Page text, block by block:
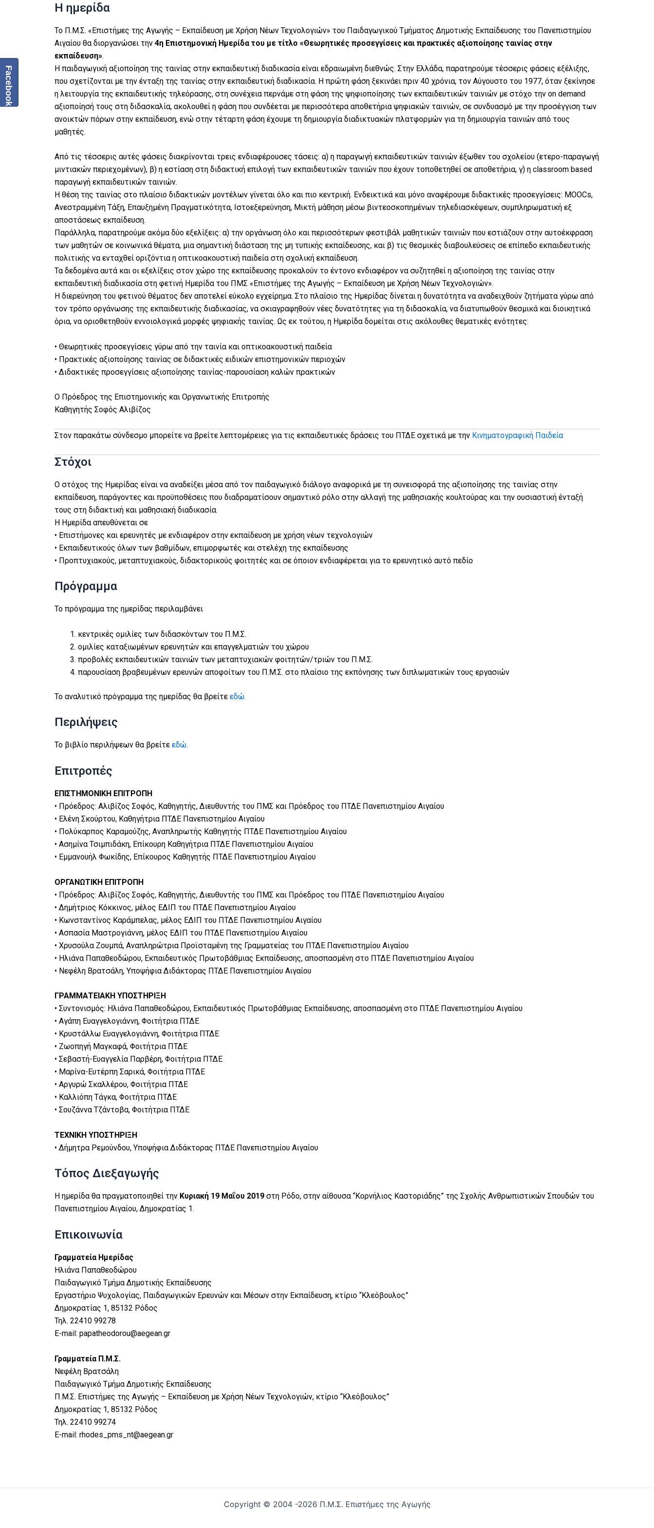
Η ημερίδα
Το Π.Μ.Σ. «Επιστήμες της Αγωγής – Εκπαίδευση με Χρήση Νέων Τεχνολογιών» του Παιδαγωγικού Τμήματος Δημοτικής Εκπαίδευσης του Πανεπιστημίου
Αιγαίου θα διοργανώσει την 4η Επιστημονική Ημερίδα του με τίτλο «Θεωρητικές προσεγγίσεις και πρακτικές αξιοποίησης ταινίας στην
εκπαίδευση».
Η παιδαγωγική αξιοποίηση της ταινίας στην εκπαιδευτική διαδικασία είναι εδραιωμένη διεθνώς. Στην Ελλάδα, παρατηρούμε τέσσερις φάσεις εξέλιξης,
που σχετίζονται με την ένταξη της ταινίας στην εκπαιδευτική διαδικασία. Η πρώτη φάση ξεκινάει πριν 40 χρόνια, τον Αύγουστο του 1977, όταν ξεκίνησε
η λειτουργία της εκπαιδευτικής τηλεόρασης, στη συνέχεια περνάμε στη φάση της ψηφιοποίησης των εκπαιδευτικών ταινιών με στόχο την on demand
αξιοποίησή τους στη διδασκαλία, ακολουθεί η φάση που συνδέεται με περισσότερα αποθετήρια ψηφιακών ταινιών, σε συνδυασμό με την προσέγγιση των
ανοικτών πόρων στην εκπαίδευση, ενώ στην τέταρτη φάση έχουμε τη δημιουργία διαδικτυακών πλατφορμών για τη δημιουργία ταινιών από τους
μαθητές.
Από τις τέσσερις αυτές φάσεις διακρίνονται τρεις ενδιαφέρουσες τάσεις: α) η παραγωγή εκπαιδευτικών ταινιών έξωθεν του σχολείου (ετερο-παραγωγή
μιντιακών περιεχομένων), β) η εστίαση στη διδακτική επιλογή των εκπαιδευτικών ταινιών που έχουν τοποθετηθεί σε αποθετήρια, γ) η classroom based
παραγωγή εκπαιδευτικών ταινιών.
Η θέση της ταινίας στο πλαίσιο διδακτικών μοντέλων γίνεται όλο και πιο κεντρική. Ενδεικτικά και μόνο αναφέρουμε διδακτικές προσεγγίσεις: MOOCs,
Ανεστραμμένη Τάξη, Επαυξημένη Πραγματικότητα, Ιστοεξερεύνηση, Μικτή μάθηση μέσω βιντεοσκοπημένων τηλεδιασκέψεων, συμπληρωματική εξ
αποστάσεως εκπαίδευση.
Παράλληλα, παρατηρούμε ακόμα δύο εξελίξεις: α) την οργάνωση όλο και περισσότερων φεστιβάλ μαθητικών ταινιών που εστιάζουν στην αυτοέκφραση
των μαθητών σε κοινωνικά θέματα, μια σημαντική διάσταση της μη τυπικής εκπαίδευσης, και β) τις θεσμικές διαβουλεύσεις σε επίπεδο εκπαιδευτικής
πολιτικής να ενταχθεί οριζόντια η οπτικοακουστική παιδεία στη σχολική εκπαίδευση.
Τα δεδομένα αυτά και οι εξελίξεις στον χώρο της εκπαίδευσης προκαλούν το έντονο ενδιαφέρον να συζητηθεί η αξιοποίηση της ταινίας στην
εκπαιδευτική διαδικασία στη φετινή Ημερίδα του ΠΜΣ «Επιστήμες της Αγωγής – Εκπαίδευση με Χρήση Νέων Τεχνολογιών».
Η διερεύνηση του φετινού θέματος δεν αποτελεί εύκολο εγχείρημα. Στο πλαίσιο της Ημερίδας δίνεται η δυνατότητα να αναδειχθούν ζητήματα γύρω από
τον τρόπο οργάνωσης της εκπαιδευτικής διαδικασίας, να σκιαγραφηθούν νέες δυνατότητες για τη διδασκαλία, να διατυπωθούν θεσμικά και διοικητικά
όρια, να οριοθετηθούν εννοιολογικά μορφές ψηφιακής ταινίας. Ως εκ τούτου, η Ημερίδα δομείται στις ακόλουθες θεματικές ενότητες:
• Θεωρητικές προσεγγίσεις γύρω από την ταινία και οπτικοακουστική παιδεία
• Πρακτικές αξιοποίησης ταινίας σε διδακτικές ειδικών επιστημονικών περιοχών
• Διδακτικές προσεγγίσεις αξιοποίησης ταινίας-παρουσίαση καλών πρακτικών
Ο Πρόεδρος της Επιστημονικής και Οργανωτικής Επιτροπής
Καθηγητής Σοφός Αλιβίζος
Στον παρακάτω σύνδεσμο μπορείτε να βρείτε λεπτομέρειες για τις εκπαιδευτικές δράσεις του ΠΤΔΕ σχετικά με την Κινηματογραφική Παιδεία
Στόχοι
Ο στόχος της Ημερίδας είναι να αναδείξει μέσα από τον παιδαγωγικό διάλογο αναφορικά με τη συνεισφορά της αξιοποίησης της ταινίας στην
εκπαίδευση, παράγοντες και προϋποθέσεις που διαδραματίσουν σημαντικό ρόλο στην αλλαγή της μαθησιακής κουλτούρας και την ουσιαστική ένταξή
τους στη διδακτική και μαθησιακή διαδικασία.
Η Ημερίδα απευθύνεται σε
• Επιστήμονες και ερευνητές με ενδιαφέρον στην εκπαίδευση με χρήση νέων τεχνολογιών
• Εκπαιδευτικούς όλων των βαθμίδων, επιμορφωτές και στελέχη της εκπαίδευσης
• Προπτυχιακούς, μεταπτυχιακούς, διδακτορικούς φοιτητές και σε όποιον ενδιαφέρεται για το ερευνητικό αυτό πεδίο
Πρόγραμμα
Το πρόγραμμα της ημερίδας περιλαμβάνει
κεντρικές ομιλίες των διδασκόντων του Π.Μ.Σ.
ομιλίες καταξιωμένων ερευνητών και επαγγελματιών του χώρου
προβολές εκπαιδευτικών ταινιών των μεταπτυχιακών φοιτητών/τριών του Π.Μ.Σ.
παρουσίαση βραβευμένων ερευνών αποφοίτων του Π.Μ.Σ. στο πλαίσιο της εκπόνησης των διπλωματικών τους εργασιών
Το αναλυτικό πρόγραμμα της ημερίδας θα βρείτε εδώ.
Περιλήψεις
Το βιβλίο περιλήψεων θα βρείτε εδώ.
Επιτροπές
ΕΠΙΣΤΗΜΟΝΙΚΗ ΕΠΙΤΡΟΠΗ
• Πρόεδρος: Αλιβίζος Σοφός, Καθηγητής, Διευθυντής του ΠΜΣ και Πρόεδρος του ΠΤΔΕ Πανεπιστημίου Αιγαίου
• Ελένη Σκούρτου, Καθηγήτρια ΠΤΔΕ Πανεπιστημίου Αιγαίου
• Πολύκαρπος Καραμούζης, Αναπληρωτής Καθηγητής ΠΤΔΕ Πανεπιστημίου Αιγαίου
• Ασημίνα Τσιμπιδάκη, Επίκουρη Καθηγήτρια ΠΤΔΕ Πανεπιστημίου Αιγαίου
• Εμμανουήλ Φωκίδης, Επίκουρος Καθηγητής ΠΤΔΕ Πανεπιστημίου Αιγαίου
ΟΡΓΑΝΩΤΙΚΗ ΕΠΙΤΡΟΠΗ
• Πρόεδρος: Αλιβίζος Σοφός, Καθηγητής, Διευθυντής του ΠΜΣ και Πρόεδρος του ΠΤΔΕ Πανεπιστημίου Αιγαίου
• Δημήτριος Κόκκινος, μέλος ΕΔΙΠ του ΠΤΔΕ Πανεπιστημίου Αιγαίου
• Κωνσταντίνος Καράμπελας, μέλος ΕΔΙΠ του ΠΤΔΕ Πανεπιστημίου Αιγαίου
• Ασπασία Μαστρογιάννη, μέλος ΕΔΙΠ του ΠΤΔΕ Πανεπιστημίου Αιγαίου
• Χρυσούλα Ζουμπά, Αναπληρώτρια Προϊσταμένη της Γραμματείας του ΠΤΔΕ Πανεπιστημίου Αιγαίου
• Ηλιάνα Παπαθεοδώρου, Εκπαιδευτικός Πρωτοβάθμιας Εκπαίδευσης, αποσπασμένη στο ΠΤΔΕ Πανεπιστημίου Αιγαίου
• Νεφέλη Βρατσάλη, Υποψήφια Διδάκτορας ΠΤΔΕ Πανεπιστημίου Αιγαίου
ΓΡΑΜΜΑΤΕΙΑΚΗ ΥΠΟΣΤΗΡΙΞΗ
• Συντονισμός: Ηλιάνα Παπαθεοδώρου, Εκπαιδευτικός Πρωτοβάθμιας Εκπαίδευσης, αποσπασμένη στο ΠΤΔΕ Πανεπιστημίου Αιγαίου
• Αγάπη Ευαγγελογιάννη, Φοιτήτρια ΠΤΔΕ
• Κρυστάλλω Ευαγγελογιάννη, Φοιτήτρια ΠΤΔΕ
• Ζωοπηγή Μαγκαφά, Φοιτήτρια ΠΤΔΕ
• Σεβαστή-Ευαγγελία Παρβέρη, Φοιτήτρια ΠΤΔΕ
• Μαρίνα-Ευτέρπη Σαρικά, Φοιτήτρια ΠΤΔΕ
• Αργυρώ Σκαλλέρου, Φοιτήτρια ΠΤΔΕ
• Καλλιόπη Τάγκα, Φοιτήτρια ΠΤΔΕ
• Σουζάννα Τζάντοβα, Φοιτήτρια ΠΤΔΕ
ΤΕΧΝΙΚΗ ΥΠΟΣΤΗΡΙΞΗ
• Δήμητρα Ρεμούνδου, Υποψήφια Διδάκτορας ΠΤΔΕ Πανεπιστημίου Αιγαίου
Τόπος Διεξαγωγής
Η ημερίδα θα πραγματοποιηθεί την Κυριακή 19 Μαΐου 2019 στη Ρόδο, στην αίθουσα “Κορνήλιος Καστοριάδης” της Σχολής Ανθρωπιστικών Σπουδών του
Πανεπιστημίου Αιγαίου, Δημοκρατίας 1.
Επικοινωνία
Γραμματεία Ημερίδας
Ηλιάνα Παπαθεοδώρου
Παιδαγωγικό Τμήμα Δημοτικής Εκπαίδευσης
Εργαστήριο Ψυχολογίας, Παιδαγωγικών Ερευνών και Μέσων στην Εκπαίδευση, κτίριο “Κλεόβουλος”
Δημοκρατίας 1, 85132 Ρόδος
Τηλ. 22410 99278
E-mail: papatheodorou@aegean.gr
Γραμματεία Π.Μ.Σ.
Νεφέλη Βρατσάλη
Παιδαγωγικό Τμήμα Δημοτικής Εκπαίδευσης
Π.Μ.Σ. Επιστήμες της Αγωγής – Εκπαίδευση με Χρήση Νέων Τεχνολογιών, κτίριο “Κλεόβουλος”
Δημοκρατίας 1, 85132 Ρόδος
Τηλ. 22410 99274
E-mail: rhodes_pms_nt@aegean.gr
Copyright © 2004 -2026 Π.Μ.Σ. Επιστήμες της Αγωγής
Facebook